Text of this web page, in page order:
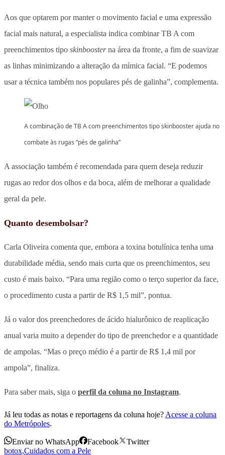
Aos que optarem por manter o movimento facial e uma expressão
facial mais natural, a especialista indica combinar TB A com
preenchimentos tipo skinboosterna área da fronte, a fim de suavizar
as linhas minimizando a alteração da mímica facial. “E podemos
usar a técnica também nos populares pés de galinha”, complementa.
A combinação de TB A com preenchimentos tipo skinbooster ajuda no
combate às rugas “pés de galinha”
A associação também é recomendada para quem deseja reduzir
rugas ao redor dos olhos e da boca, além de melhorar a qualidade
geral da pele.
Quanto desembolsar?
Carla Oliveira comenta que, embora a toxina botulínica tenha uma
durabilidade média, sendo mais curta que os preenchimentos, seu
custo é mais baixo. “Para uma região como o terço superior da face,
o procedimento custa a partir de R$ 1,5 mil”, pontua.
Já o valor dos preenchedores de ácido hialurônico de reaplicação
anual varia muito a depender do tipo de preenchedor e a quantidade
de ampolas. “Mas o preço médio é a partir de R$ 1,4 mil por
ampola”, finaliza.
Para saber mais, siga o perfil da coluna no Instagram.
Já leu todas as notas e reportagens da coluna hoje? Acesse a coluna
do Metrópoles.
Enviar no WhatsApp Facebook
Twitter
botox,Cuidados com a Pele